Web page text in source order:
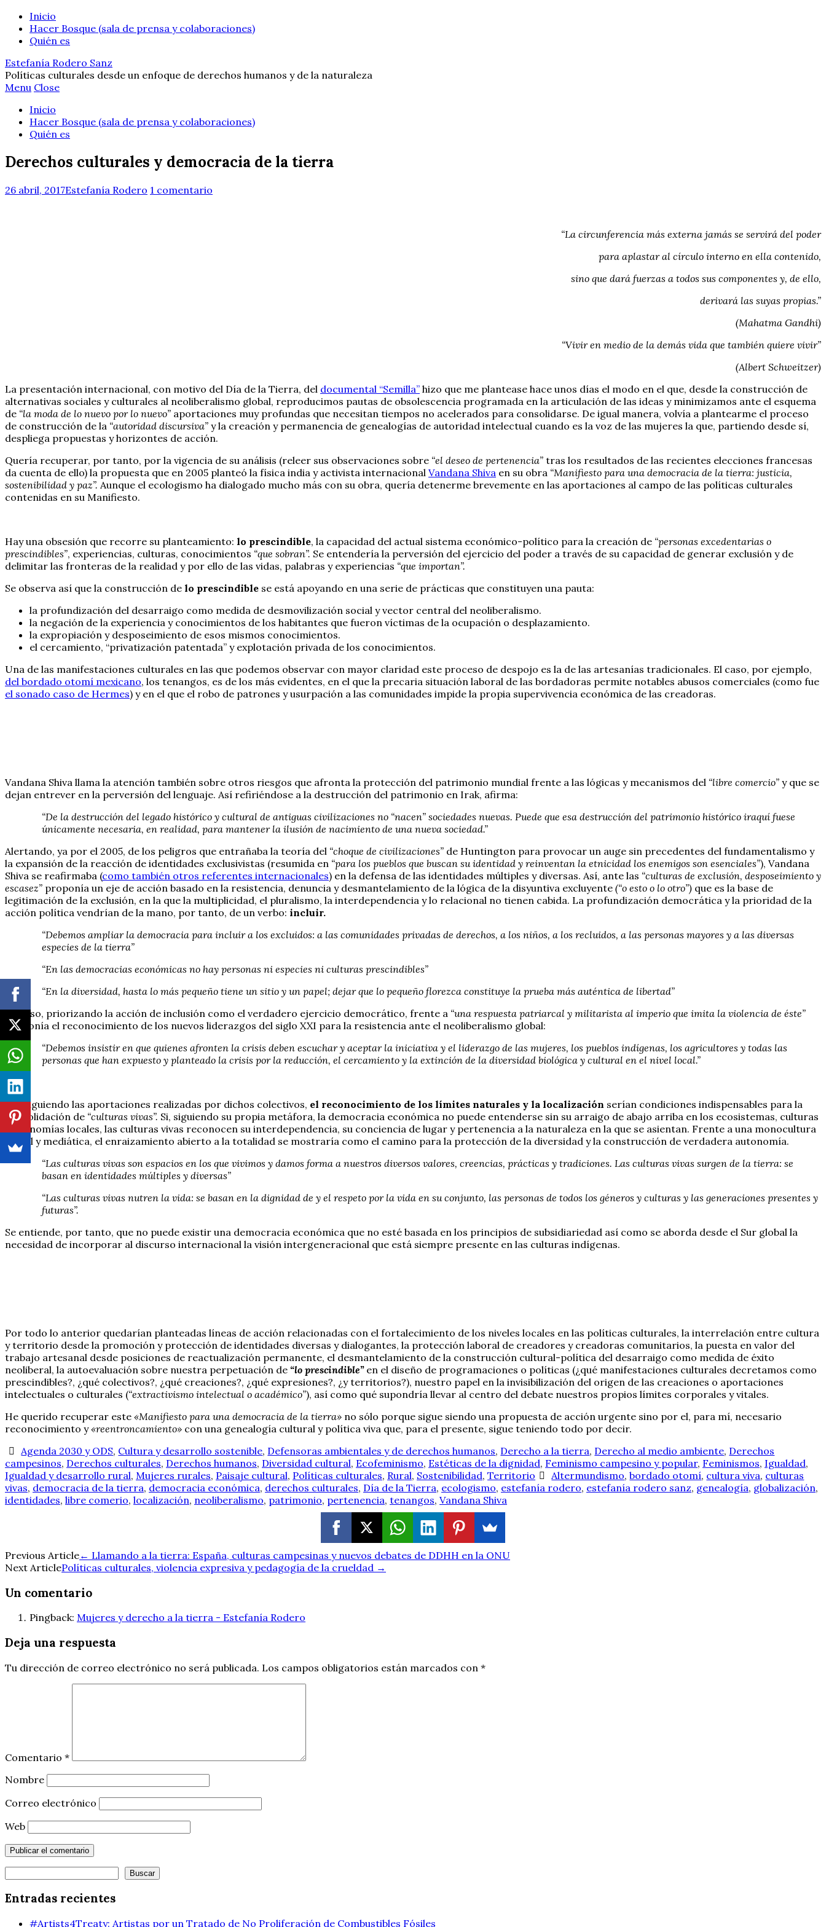
Inicio
Hacer Bosque (sala de prensa y colaboraciones)
Quién es
Estefanía Rodero Sanz
Políticas culturales desde un enfoque de derechos humanos y de la naturaleza
Menu Close
Inicio
Hacer Bosque (sala de prensa y colaboraciones)
Quién es
Derechos culturales y democracia de la tierra
26 abril, 2017Estefanía Rodero 1 comentario
“La circunferencia más externa jamás se servirá del poder
para aplastar al círculo interno en ella contenido,
sino que dará fuerzas a todos sus componentes y, de ello,
derivará las suyas propias.”
(Mahatma Gandhi)
“Vivir en medio de la demás vida que también quiere vivir”
(Albert Schweitzer)
La presentación internacional, con motivo del Día de la Tierra, del documental “Semilla” hizo que me plantease hace unos días el modo en el que, desde la construcción de
alternativas sociales y culturales al neoliberalismo global, reproducimos pautas de obsolescencia programada en la articulación de las ideas y minimizamos ante el esquema
de “la moda de lo nuevo por lo nuevo” aportaciones muy profundas que necesitan tiempos no acelerados para consolidarse. De igual manera, volvía a plantearme el proceso
de construcción de la “autoridad discursiva” y la creación y permanencia de genealogías de autoridad intelectual cuando es la voz de las mujeres la que, partiendo desde sí,
despliega propuestas y horizontes de acción.
Quería recuperar, por tanto, por la vigencia de su análisis (releer sus observaciones sobre “el deseo de pertenencia” tras los resultados de las recientes elecciones francesas
da cuenta de ello) la propuesta que en 2005 planteó la física india y activista internacional Vandana Shiva en su obra “Manifiesto para una democracia de la tierra: justicia,
sostenibilidad y paz”. Aunque el ecologismo ha dialogado mucho más con su obra, quería detenerme brevemente en las aportaciones al campo de las políticas culturales
contenidas en su Manifiesto.
Hay una obsesión que recorre su planteamiento: lo prescindible, la capacidad del actual sistema económico-político para la creación de “personas excedentarias o
prescindibles”, experiencias, culturas, conocimientos “que sobran”. Se entendería la perversión del ejercicio del poder a través de su capacidad de generar exclusión y de
delimitar las fronteras de la realidad y por ello de las vidas, palabras y experiencias “que importan”.
Se observa así que la construcción de lo prescindible se está apoyando en una serie de prácticas que constituyen una pauta:
la profundización del desarraigo como medida de desmovilización social y vector central del neoliberalismo.
la negación de la experiencia y conocimientos de los habitantes que fueron víctimas de la ocupación o desplazamiento.
la expropiación y desposeimiento de esos mismos conocimientos.
el cercamiento, “privatización patentada” y explotación privada de los conocimientos.
Una de las manifestaciones culturales en las que podemos observar con mayor claridad este proceso de despojo es la de las artesanías tradicionales. El caso, por ejemplo,
del bordado otomí mexicano, los tenangos, es de los más evidentes, en el que la precaria situación laboral de las bordadoras permite notables abusos comerciales (como fue
el sonado caso de Hermes) y en el que el robo de patrones y usurpación a las comunidades impide la propia supervivencia económica de las creadoras.
Vandana Shiva llama la atención también sobre otros riesgos que afronta la protección del patrimonio mundial frente a las lógicas y mecanismos del “libre comercio” y que se
dejan entrever en la perversión del lenguaje. Así refiriéndose a la destrucción del patrimonio en Irak, afirma:
“De la destrucción del legado histórico y cultural de antiguas civilizaciones no “nacen” sociedades nuevas. Puede que esa destrucción del patrimonio histórico iraquí fuese
únicamente necesaria, en realidad, para mantener la ilusión de nacimiento de una nueva sociedad.”
Alertando, ya por el 2005, de los peligros que entrañaba la teoría del “choque de civilizaciones” de Huntington para provocar un auge sin precedentes del fundamentalismo y
la expansión de la reacción de identidades exclusivistas (resumida en “para los pueblos que buscan su identidad y reinventan la etnicidad los enemigos son esenciales”), Vandana
Shiva se reafirmaba (como también otros referentes internacionales) en la defensa de las identidades múltiples y diversas. Así, ante las “culturas de exclusión, desposeimiento y
escasez” proponía un eje de acción basado en la resistencia, denuncia y desmantelamiento de la lógica de la disyuntiva excluyente (“o esto o lo otro”) que es la base de
legitimación de la exclusión, en la que la multiplicidad, el pluralismo, la interdependencia y lo relacional no tienen cabida. La profundización democrática y la prioridad de la
acción política vendrían de la mano, por tanto, de un verbo: incluir.
“Debemos ampliar la democracia para incluir a los excluidos: a las comunidades privadas de derechos, a los niños, a los recluidos, a las personas mayores y a las diversas
especies de la tierra”
“En las democracias económicas no hay personas ni especies ni culturas prescindibles”
“En la diversidad, hasta lo más pequeño tiene un sitio y un papel; dejar que lo pequeño florezca constituye la prueba más auténtica de libertad”
Por eso, priorizando la acción de inclusión como el verdadero ejercicio democrático, frente a “una respuesta patriarcal y militarista al imperio que imita la violencia de éste”
proponía el reconocimiento de los nuevos liderazgos del siglo XXI para la resistencia ante el neoliberalismo global:
“Debemos insistir en que quienes afronten la crisis deben escuchar y aceptar la iniciativa y el liderazgo de las mujeres, los pueblos indígenas, los agricultores y todas las
personas que han expuesto y planteado la crisis por la reducción, el cercamiento y la extinción de la diversidad biológica y cultural en el nivel local.”
Así, siguiendo las aportaciones realizadas por dichos colectivos, el reconocimiento de los límites naturales y la localización serían condiciones indispensables para la
consolidación de “culturas vivas”. Si, siguiendo su propia metáfora, la democracia económica no puede entenderse sin su arraigo de abajo arriba en los ecosistemas, culturas
y economías locales, las culturas vivas reconocen su interdependencia, su conciencia de lugar y pertenencia a la naturaleza en la que se asientan. Frente a una monocultura
global y mediática, el enraizamiento abierto a la totalidad se mostraría como el camino para la protección de la diversidad y la construcción de verdadera autonomía.
“Las culturas vivas son espacios en los que vivimos y damos forma a nuestros diversos valores, creencias, prácticas y tradiciones. Las culturas vivas surgen de la tierra: se
basan en identidades múltiples y diversas”
“Las culturas vivas nutren la vida: se basan en la dignidad de y el respeto por la vida en su conjunto, las personas de todos los géneros y culturas y las generaciones presentes y
futuras”.
Se entiende, por tanto, que no puede existir una democracia económica que no esté basada en los principios de subsidiariedad así como se aborda desde el Sur global la
necesidad de incorporar al discurso internacional la visión intergeneracional que está siempre presente en las culturas indígenas.
Por todo lo anterior quedarían planteadas líneas de acción relacionadas con el fortalecimiento de los niveles locales en las políticas culturales, la interrelación entre cultura
y territorio desde la promoción y protección de identidades diversas y dialogantes, la protección laboral de creadores y creadoras comunitarios, la puesta en valor del
trabajo artesanal desde posiciones de reactualización permanente, el desmantelamiento de la construcción cultural-política del desarraigo como medida de éxito
neoliberal, la autoevaluación sobre nuestra perpetuación de “lo prescindible”en el diseño de programaciones o políticas (¿qué manifestaciones culturales decretamos como
prescindibles?, ¿qué colectivos?, ¿qué creaciones?, ¿qué expresiones?, ¿y territorios?), nuestro papel en la invisibilización del origen de las creaciones o aportaciones
intelectuales o culturales (“extractivismo intelectual o académico”), así como qué supondría llevar al centro del debate nuestros propios límites corporales y vitales.
He querido recuperar este «Manifiesto para una democracia de la tierra» no sólo porque sigue siendo una propuesta de acción urgente sino por el, para mí, necesario
reconocimiento y«reentroncamiento» con una genealogía cultural y política viva que, para el presente, sigue teniendo todo por decir.
Agenda 2030 y ODS, Cultura y desarrollo sostenible, Defensoras ambientales y de derechos humanos, Derecho a la tierra, Derecho al medio ambiente, Derechos
campesinos, Derechos culturales, Derechos humanos, Diversidad cultural, Ecofeminismo, Estéticas de la dignidad, Feminismo campesino y popular, Feminismos, Igualdad,
Igualdad y desarrollo rural, Mujeres rurales, Paisaje cultural, Políticas culturales, Rural, Sostenibilidad, Territorio Altermundismo,bordado otomí, cultura viva, culturas
vivas, democracia de la tierra, democracia económica, derechos culturales, Día de la Tierra, ecologismo, estefanía rodero, estefanía rodero sanz, genealogía, globalización,
identidades, libre comerio, localización, neoliberalismo, patrimonio, pertenencia, tenangos, Vandana Shiva
Navegación
de
entradas
Previous Article← Llamando a la tierra: España, culturas campesinas y nuevos debates de DDHH en la ONU
Next ArticlePolíticas culturales, violencia expresiva y pedagogía de la crueldad →
Un comentario
Pingback: Mujeres y derecho a la tierra - Estefanía Rodero
Deja una respuesta
Tu dirección de correo electrónico no será publicada. Los campos obligatorios están marcados con *
Comentario *
Nombre
Correo electrónico
Web
Buscar
Entradas recientes
#Artists4Treaty: Artistas por un Tratado de No Proliferación de Combustibles Fósiles